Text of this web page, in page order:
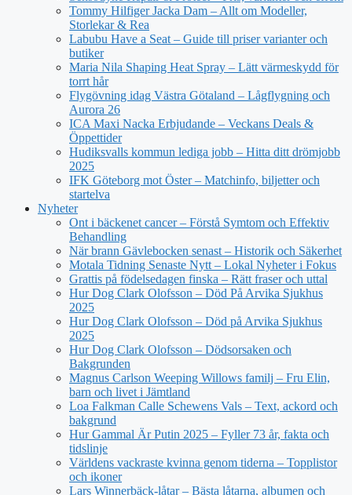
Tommy Hilfiger Jacka Dam – Allt om Modeller,
Storlekar & Rea
Labubu Have a Seat – Guide till priser varianter och
butiker
Maria Nila Shaping Heat Spray – Lätt värmeskydd för
torrt hår
Flygövning idag Västra Götaland – Lågflygning och
Aurora 26
ICA Maxi Nacka Erbjudande – Veckans Deals &
Öppettider
Hudiksvalls kommun lediga jobb – Hitta ditt drömjobb
2025
IFK Göteborg mot Öster – Matchinfo, biljetter och
startelva
Nyheter
Ont i bäckenet cancer – Förstå Symtom och Effektiv
Behandling
När brann Gävlebocken senast – Historik och Säkerhet
Motala Tidning Senaste Nytt – Lokal Nyheter i Fokus
Grattis på födelsedagen finska – Rätt fraser och uttal
Hur Dog Clark Olofsson – Död På Arvika Sjukhus
2025
Hur Dog Clark Olofsson – Död på Arvika Sjukhus
2025
Hur Dog Clark Olofsson – Dödsorsaken och
Bakgrunden
Magnus Carlson Weeping Willows familj – Fru Elin,
barn och livet i Jämtland
Loa Falkman Calle Schewens Vals – Text, ackord och
bakgrund
Hur Gammal Är Putin 2025 – Fyller 73 år, fakta och
tidslinje
Världens vackraste kvinna genom tiderna – Topplistor
och ikoner
Lars Winnerbäck-låtar – Bästa låtarna, albumen och